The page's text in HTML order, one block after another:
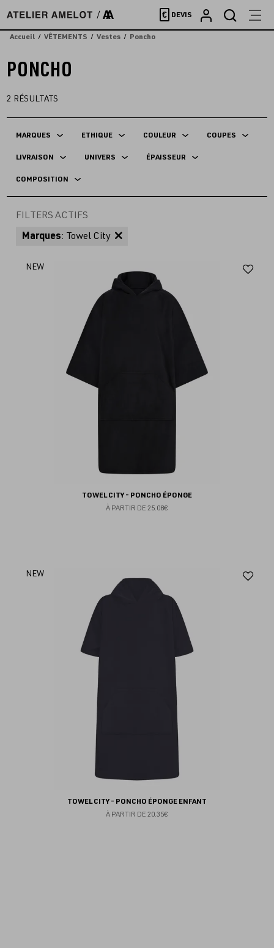
directement
au
€ DEVIS
Accueil VÊTEMENTS Vestes Poncho
PONCHO
2 RÉSULTATS
MARQUES ETHIQUE COULEUR COUPES
LIVRAISON UNIVERS ÉPAISSEUR
COMPOSITION
FILTERS ACTIFS
Marques: Towel City
NEW
TOWEL CITY - PONCHO ÉPONGE
À PARTIR DE 25.08€
NEW
TOWEL CITY - PONCHO ÉPONGE ENFANT
À PARTIR DE 20.35€